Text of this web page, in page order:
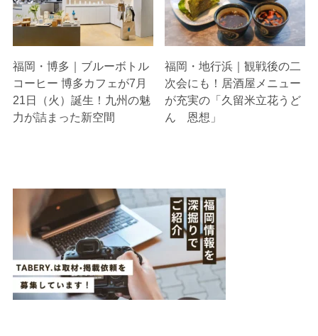
福岡・博多｜ブルーボトル
コーヒー 博多カフェが7月
21日（火）誕生！九州の魅
力が詰まった新空間
福岡・地行浜｜観戦後の二
次会にも！居酒屋メニュー
が充実の「久留米立花うど
ん 恩想」